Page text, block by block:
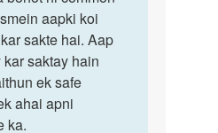
aapki koi
sakte hai. Aap
saktay hain
ek safe
ahai apni
ka.